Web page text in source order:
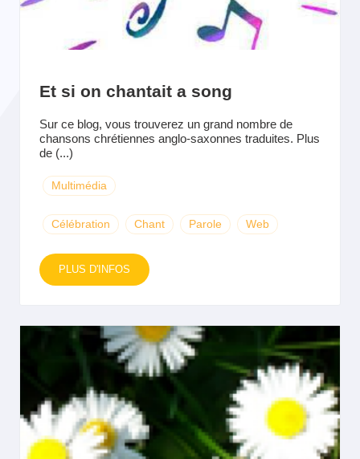
Et si on chantait a song
Sur ce blog, vous trouverez un grand nombre de
chansons chrétiennes anglo-saxonnes traduites. Plus
de (...)
Multimédia
Célébration Chant Parole Web
PLUS D'INFOS